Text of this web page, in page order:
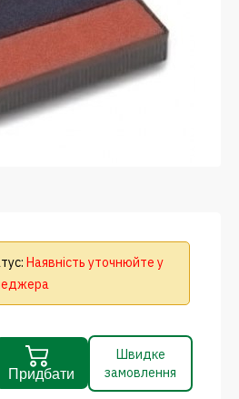
Наявність уточнюйте у
Придбати
Швидке
замовлення